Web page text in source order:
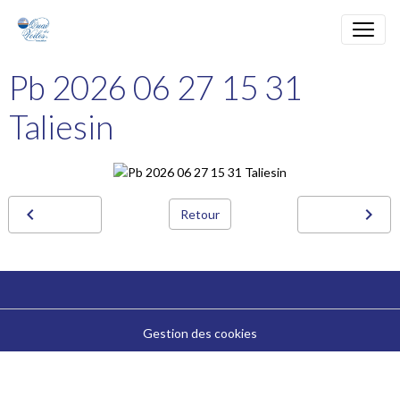
Pb 2026 06 27 15 31
Taliesin
Retour
Gestion des cookies